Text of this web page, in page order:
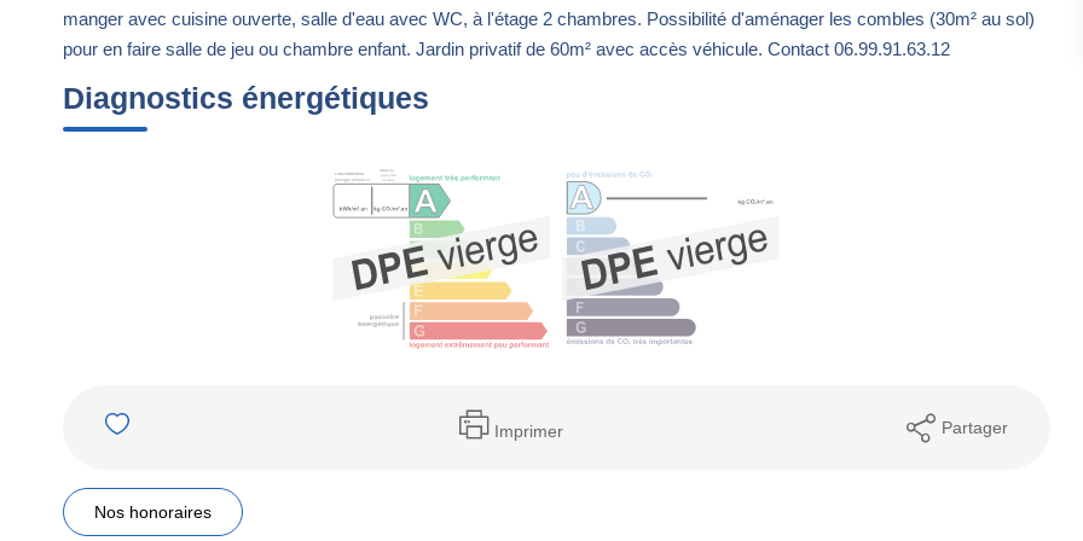
manger avec cuisine ouverte, salle d'eau avec WC, à l'étage 2 chambres. Possibilité d'aménager les combles (30m² au sol)
pour en faire salle de jeu ou chambre enfant. Jardin privatif de 60m² avec accès véhicule. Contact 06.99.91.63.12
Diagnostics énergétiques
Imprimer Partager
Nos honoraires